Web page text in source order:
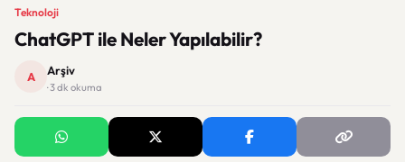
Teknoloji
ChatGPT ile Neler Yapılabilir?
A Arşiv
· 3 dk okuma